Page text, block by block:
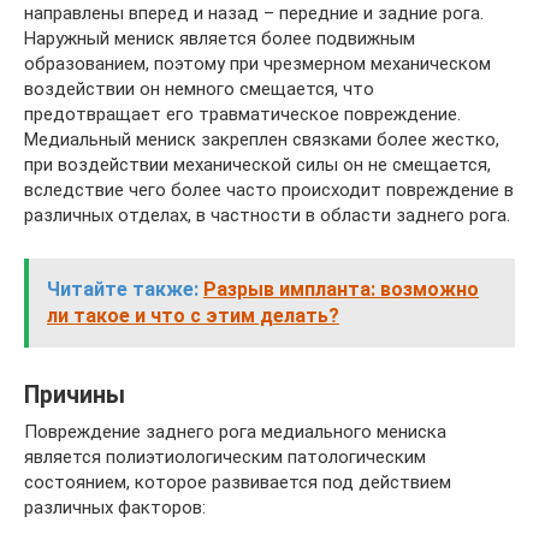
направлены вперед и назад – передние и задние рога.
Наружный мениск является более подвижным
образованием, поэтому при чрезмерном механическом
воздействии он немного смещается, что
предотвращает его травматическое повреждение.
Медиальный мениск закреплен связками более жестко,
при воздействии механической силы он не смещается,
вследствие чего более часто происходит повреждение в
различных отделах, в частности в области заднего рога.
Читайте также: Разрыв импланта: возможно
ли такое и что с этим делать?
Причины
Повреждение заднего рога медиального мениска
является полиэтиологическим патологическим
состоянием, которое развивается под действием
различных факторов: